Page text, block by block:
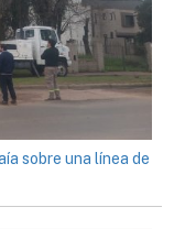
sobre una línea de